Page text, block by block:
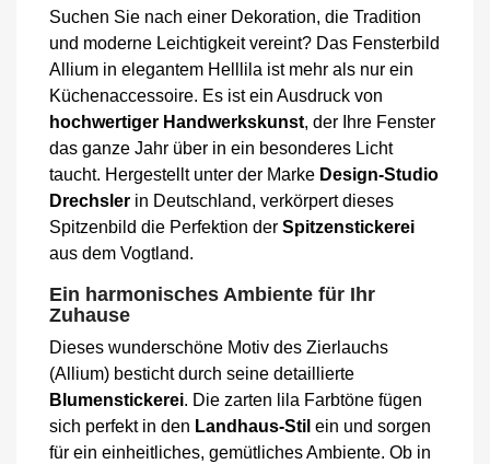
Suchen Sie nach einer Dekoration, die Tradition
und moderne Leichtigkeit vereint? Das Fensterbild
Allium in elegantem Helllila ist mehr als nur ein
Küchenaccessoire. Es ist ein Ausdruck von
hochwertiger Handwerkskunst, der Ihre Fenster
das ganze Jahr über in ein besonderes Licht
taucht. Hergestellt unter der Marke Design-Studio
Drechsler in Deutschland, verkörpert dieses
Spitzenbild die Perfektion der Spitzenstickerei
aus dem Vogtland.
Ein harmonisches Ambiente für Ihr
Zuhause
Dieses wunderschöne Motiv des Zierlauchs
(Allium) besticht durch seine detaillierte
Blumenstickerei. Die zarten lila Farbtöne fügen
sich perfekt in den Landhaus-Stil ein und sorgen
für ein einheitliches, gemütliches Ambiente. Ob in